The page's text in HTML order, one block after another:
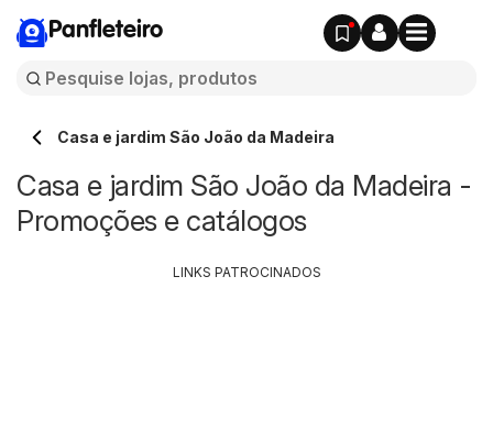
Panfleteiro
Casa e jardim São João da Madeira
Casa e jardim São João da Madeira -
Promoções e catálogos
LINKS PATROCINADOS